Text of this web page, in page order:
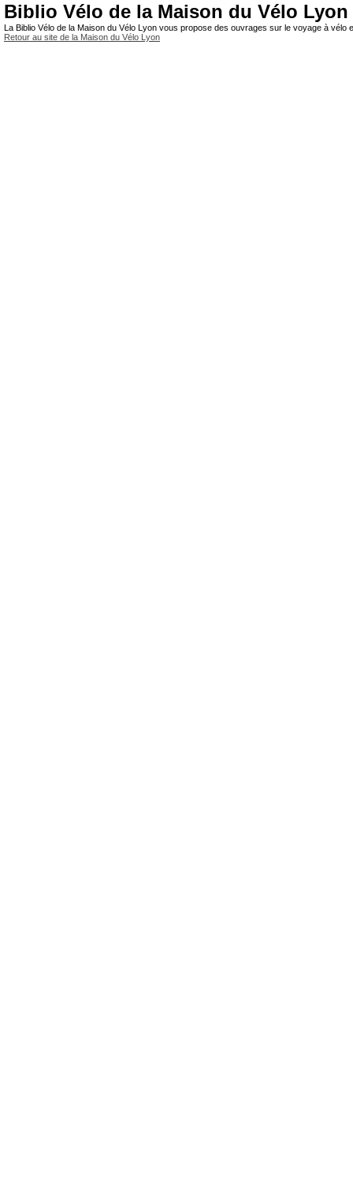
Biblio Vélo de la Maison du Vélo Lyon
La Biblio Vélo de la Maison du Vélo Lyon vous propose des ouvrages sur le voyage à
Retour au site de la Maison du Vélo Lyon